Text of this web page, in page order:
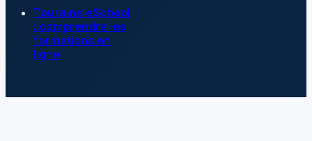
Touraine eSchool
: comprendre les
formations en
ligne